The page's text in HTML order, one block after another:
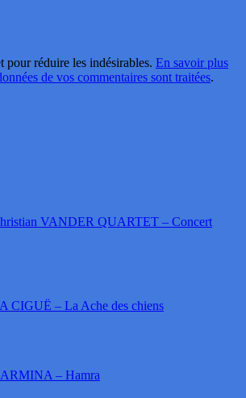
pour réduire les indésirables. En savoir plus
de vos commentaires sont traitées.
VANDER QUARTET – Concert
CIGUË – La Ache des chiens
– Hamra